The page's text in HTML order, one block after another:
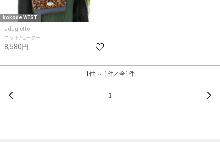
kokode WEST
adagietto
ニット/セーター
8,580円
1件 ～ 1件／全1件
1